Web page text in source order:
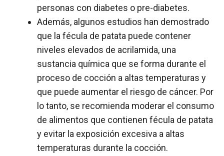
personas con diabetes o pre-diabetes.
Además, algunos estudios han demostrado
que la fécula de patata puede contener
niveles elevados de acrilamida, una
sustancia química que se forma durante el
proceso de cocción a altas temperaturas y
que puede aumentar el riesgo de cáncer. Por
lo tanto, se recomienda moderar el consumo
de alimentos que contienen fécula de patata
y evitar la exposición excesiva a altas
temperaturas durante la cocción.